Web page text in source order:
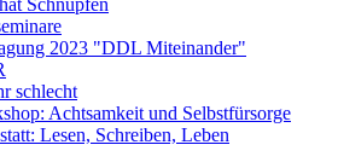
2023 "DDL Miteinander"
schlecht
Achtsamkeit und Selbstfürsorge
Lesen, Schreiben, Leben